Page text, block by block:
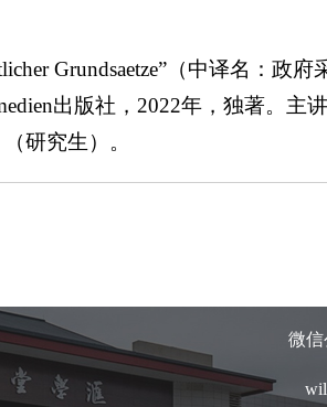
Grundsaetze”（中译名：政
出版社，2022年，独著。主
研究生）。
微信